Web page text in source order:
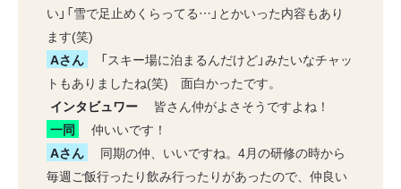
い」「雪で足止めくらってる…」とかいった内容もあり
ます(笑)
Aさん
「スキー場に泊まるんだけど」みたいなチャッ
トもありましたね(笑) 面白かったです。
インタビュワー
皆さん仲がよさそうですよね！
一同
仲いいです！
Aさん
同期の仲、いいですね。4月の研修の時から
毎週ご飯行ったり飲み行ったりがあったので、仲良い